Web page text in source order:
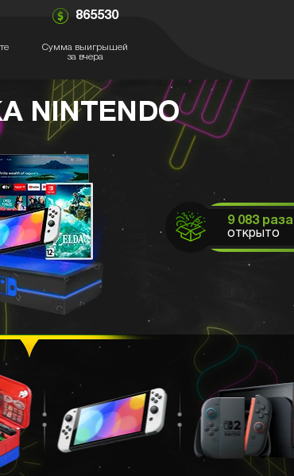
865530
Сумма выигрышей
за вчера
NINTENDO
9 083 раза
открыто